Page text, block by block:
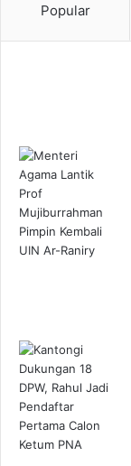
Popular